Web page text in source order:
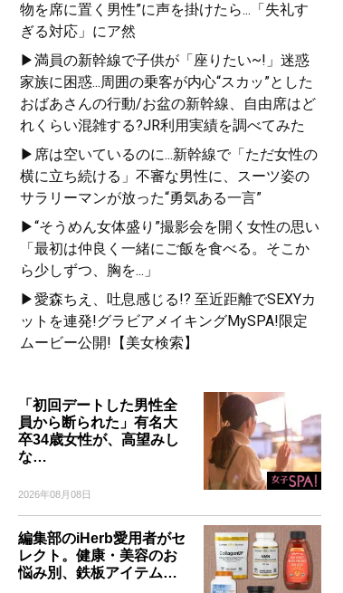
物を席に置く男性”に声を掛けたら...「失礼す
ぎる対応」にア然
▶満員の新幹線で子供が「座りたい~!」迷惑
家族に困惑...周囲の乗客が内心“スカッ”とした
おばあさんの行動/お盆の新幹線、自由席はど
れくらい混雑する?JR利用実績を調べてみた
▶席は空いているのに...新幹線で「ただ女性の
横に立ち続ける」不審な男性に、スーツ姿の
サラリーマンが放った“勇気ある一言”
▶“そうめん女体盛り”撮影会を開く女性の思い
「最初は仲良く一緒にご飯を食べる。そこか
ら少しずつ、胸を...」
▶愛森ちえ、吐息感じる!? 至近距離でSEXYカ
ットを連発!グラビアメイキングMySPA!限定
ムービー公開!【美女検索】
「初回デートした男性全
員から断られた」有名大
卒34歳女性が、高望みし
な…
2026年08月08日
編集部のiHerb愛用者がセ
レクト。健康・美容のお
悩み別、鉄板アイテム…